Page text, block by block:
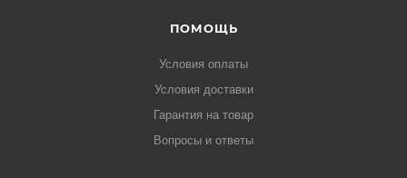
ПОМОЩЬ
Условия оплаты
Условия доставки
Гарантия на товар
Вопросы и ответы